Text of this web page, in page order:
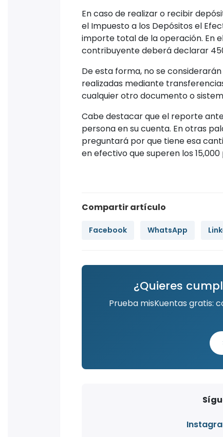
En caso de realizar o recibir
el Impuesto a los Depósitos el
importe total de la operación. En
contribuyente deberá declarar
De esta forma, no se
realizadas mediante
cualquier otro documento o
Cabe destacar que el reporte
persona en su cuenta. En otras
preguntará por que tiene esa
en efectivo que superen los 15,000
Compartir artículo
Facebook WhatsApp
¿Quieres
Prueba misKuentas gratis: